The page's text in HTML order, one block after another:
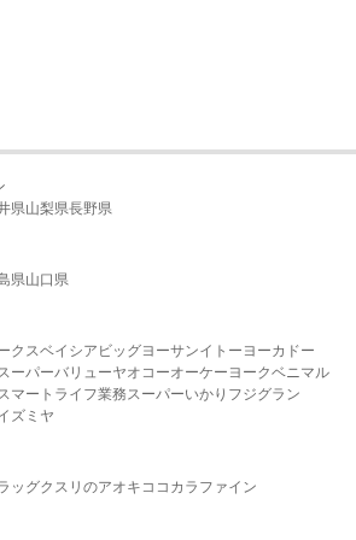
県山梨県長野県
県山口県
クスベイシア ビッグヨーサンイトーヨーカドー
ーパーバリューヤオコーオーケー ヨークベニマル
マート ライフ業務スーパーいかり フジグラン
ズミヤ
ッグクスリのアオキ ココカラファイン